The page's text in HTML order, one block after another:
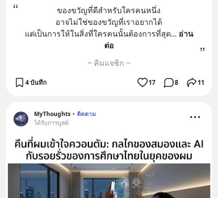
ของขวัญที่ดีสำหรับใครคนหนึ่ง
อาจไม่ใช่ของขวัญที่เราอยากได้
แต่เป็นการให้ในสิ่งที่ใครคนนั้นต้องการที่สุด... อ่าน
ต่อ
~ คิมแจชิก ~
4 บันทึก 17 8 11
MyThoughts • ติดตาม
ได้รับการบูสต์